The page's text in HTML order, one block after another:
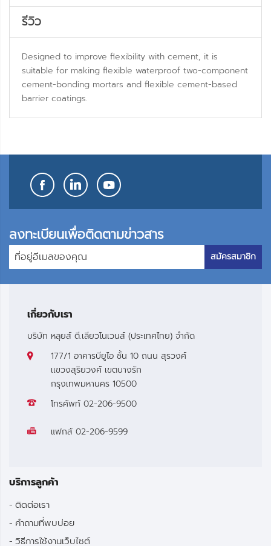
รีวิว
Designed to improve flexibility with cement, it is
suitable for making flexible waterproof two-component
cement-bonding mortars and flexible cement-based
barrier coatings.
ลงทะเบียนเพื่อติดตามข่าวสาร
สมัครสมาชิก
เกี่ยวกับเรา
บริษัท หลุยส์ ตี.เลียวโนเวนส์ (ประเทศไทย) จำกัด
177/1 อาคารบียูไอ ชั้น 10 ถนน สุรวงศ์
เเขวงสุริยวงศ์ เขตบางรัก
กรุงเทพมหานคร 10500
โทรศัพท์ 02-206-9500
แฟกส์ 02-206-9599
บริการลูกค้า
ติดต่อเรา
คำถามที่พบบ่อย
วิธีการใช้งานเว็บไซต์